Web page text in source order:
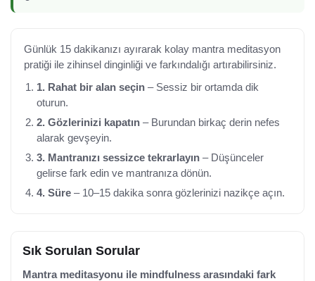
Günlük 15 dakikanızı ayırarak kolay mantra meditasyon
pratiği ile zihinsel dinginliği ve farkındalığı artırabilirsiniz.
1. Rahat bir alan seçin – Sessiz bir ortamda dik
oturun.
2. Gözlerinizi kapatın – Burundan birkaç derin nefes
alarak gevşeyin.
3. Mantranızı sessizce tekrarlayın – Düşünceler
gelirse fark edin ve mantranıza dönün.
4. Süre – 10–15 dakika sonra gözlerinizi nazikçe açın.
Sık Sorulan Sorular
Mantra meditasyonu ile mindfulness arasındaki fark